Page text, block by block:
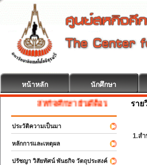
หน้าหลัก นักศึกษา
สหกิจศึกษา ยินดีต้อนรับ
ประวัติความเป็นมา
หลักการและเหตุผล
ปรัชญา วิสัยทัศน์ พันธกิจ วัตถุประสงค์
ราย
1.ส